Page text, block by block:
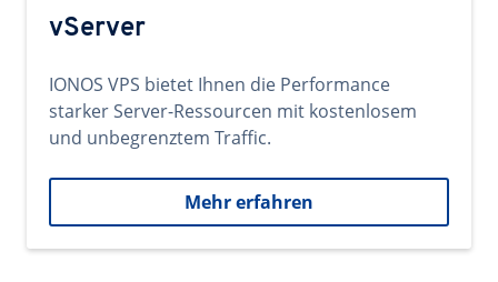
vServer
IONOS VPS bietet Ihnen die Performance
starker Server-Ressourcen mit kostenlosem
und unbegrenztem Traffic.
Mehr erfahren